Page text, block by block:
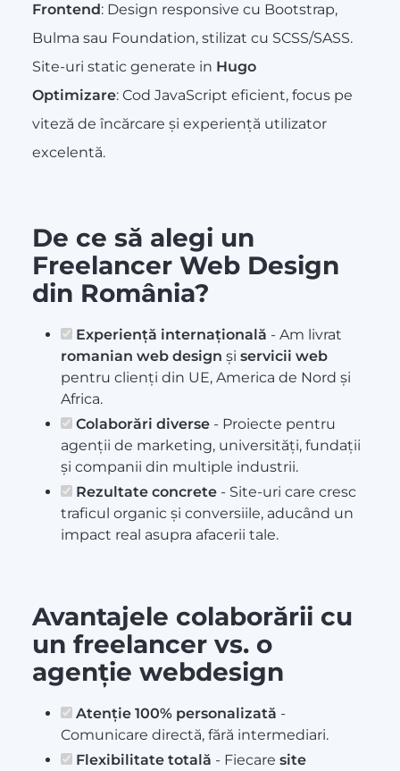
Frontend: Design responsive cu Bootstrap,
Bulma sau Foundation, stilizat cu SCSS/SASS.
Site-uri static generate in Hugo
Optimizare: Cod JavaScript eficient, focus pe
viteză de încărcare și experiență utilizator
excelentă.
De ce să alegi un
Freelancer Web Design
din România?
Experiență internațională - Am livrat
romanian web design și servicii web
pentru clienți din UE, America de Nord și
Africa.
Colaborări diverse - Proiecte pentru
agenții de marketing, universități, fundații
și companii din multiple industrii.
Rezultate concrete - Site-uri care cresc
traficul organic și conversiile, aducând un
impact real asupra afacerii tale.
Avantajele colaborării cu
un freelancer vs. o
agenție webdesign
Atenție 100% personalizată -
Comunicare directă, fără intermediari.
Flexibilitate totală - Fiecare site